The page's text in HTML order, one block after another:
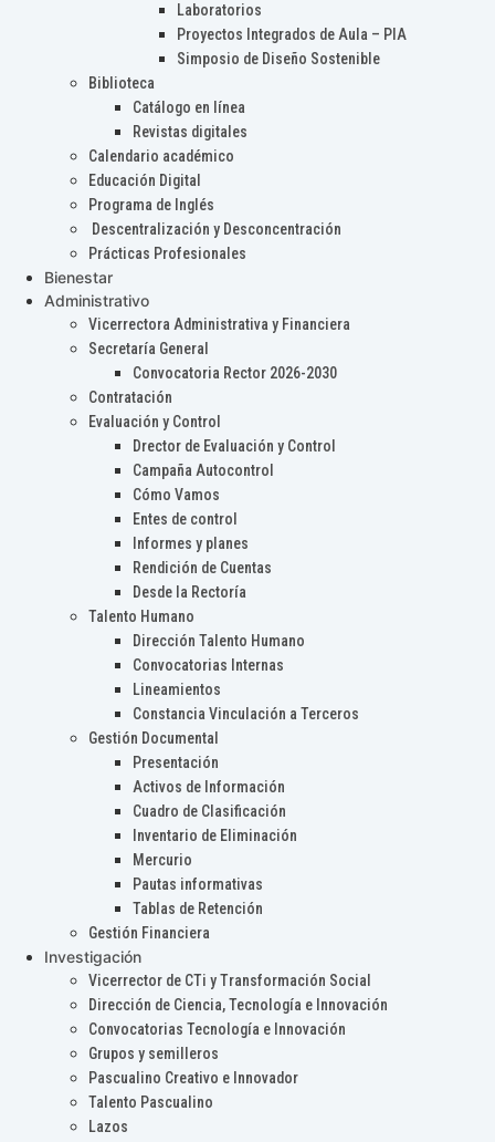
Laboratorios
Proyectos Integrados de Aula – PIA
Simposio de Diseño Sostenible
Biblioteca
Catálogo en línea
Revistas digitales
Calendario académico
Educación Digital
Programa de Inglés
Descentralización y Desconcentración
Prácticas Profesionales
Bienestar
Administrativo
Vicerrectora Administrativa y Financiera
Secretaría General
Convocatoria Rector 2026-2030
Contratación
Evaluación y Control
Drector de Evaluación y Control
Campaña Autocontrol
Cómo Vamos
Entes de control
Informes y planes
Rendición de Cuentas
Desde la Rectoría
Talento Humano
Dirección Talento Humano
Convocatorias Internas
Lineamientos
Constancia Vinculación a Terceros
Gestión Documental
Presentación
Activos de Información
Cuadro de Clasificación
Inventario de Eliminación
Mercurio
Pautas informativas
Tablas de Retención
Gestión Financiera
Investigación
Vicerrector de CTi y Transformación Social
Dirección de Ciencia, Tecnología e Innovación
Convocatorias Tecnología e Innovación
Grupos y semilleros
Pascualino Creativo e Innovador
Talento Pascualino
Lazos